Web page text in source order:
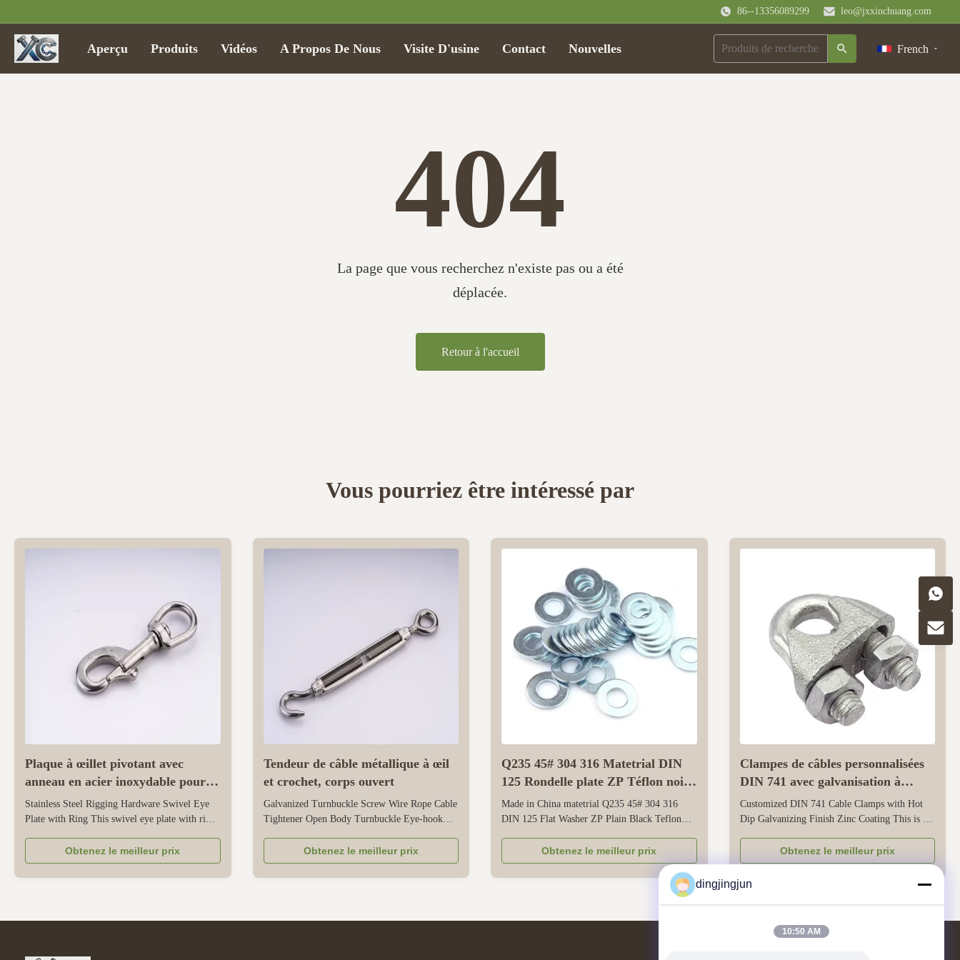
86--13356089299 leo@jxxinchuang.com
Aperçu Produits Vidéos A Propos De Nous Visite D'usine Contact Nouvelles French
404
La page que vous recherchez n'existe pas ou a été
déplacée.
Retour à l'accueil
Vous pourriez être intéressé par
Plaque à œillet pivotant avec
anneau en acier inoxydable pour
gréement
Stainless Steel Rigging Hardware Swivel Eye
Plate with Ring This swivel eye plate with ring
hardware, designed for load connection and
rotation in lifting or securing applications.
Crafted from stainless steel, it offers excellent
Obtenez le meilleur prix
Tendeur de câble métallique à œil
et crochet, corps ouvert
Galvanized Turnbuckle Screw Wire Rope Cable
Tightener Open Body Turnbuckle Eye-hook
wire ropes and cables, featuring a galvanized
finish, open body design, and eye-hook ends.
Its galvanized coating provides reliable rust
Obtenez le meilleur prix
Q235 45# 304 316 Matetrial DIN
125 Rondelle plate ZP Téflon noir
uni
Made in China matetrial Q235 45# 304 316
DIN 125 Flat Washer ZP Plain Black Teflon
Steel measurement system INCH, Metric
Thread Type standard thread place of origin
Zhejiang, China brand name XC model number
DIN 125B Material Carton Steel, Stainless ...
Obtenez le meilleur prix
Clampes de câbles personnalisées
DIN 741 avec galvanisation à
chaud et revêtement de zinc fini
Customized DIN 741 Cable Clamps with Hot
Dip Galvanizing Finish Zinc Coating This is a
organize cables in industrial, electrical, and
infrastructure projects. It provides
Obtenez le meilleur prix
dingjingjun
10:50 AM